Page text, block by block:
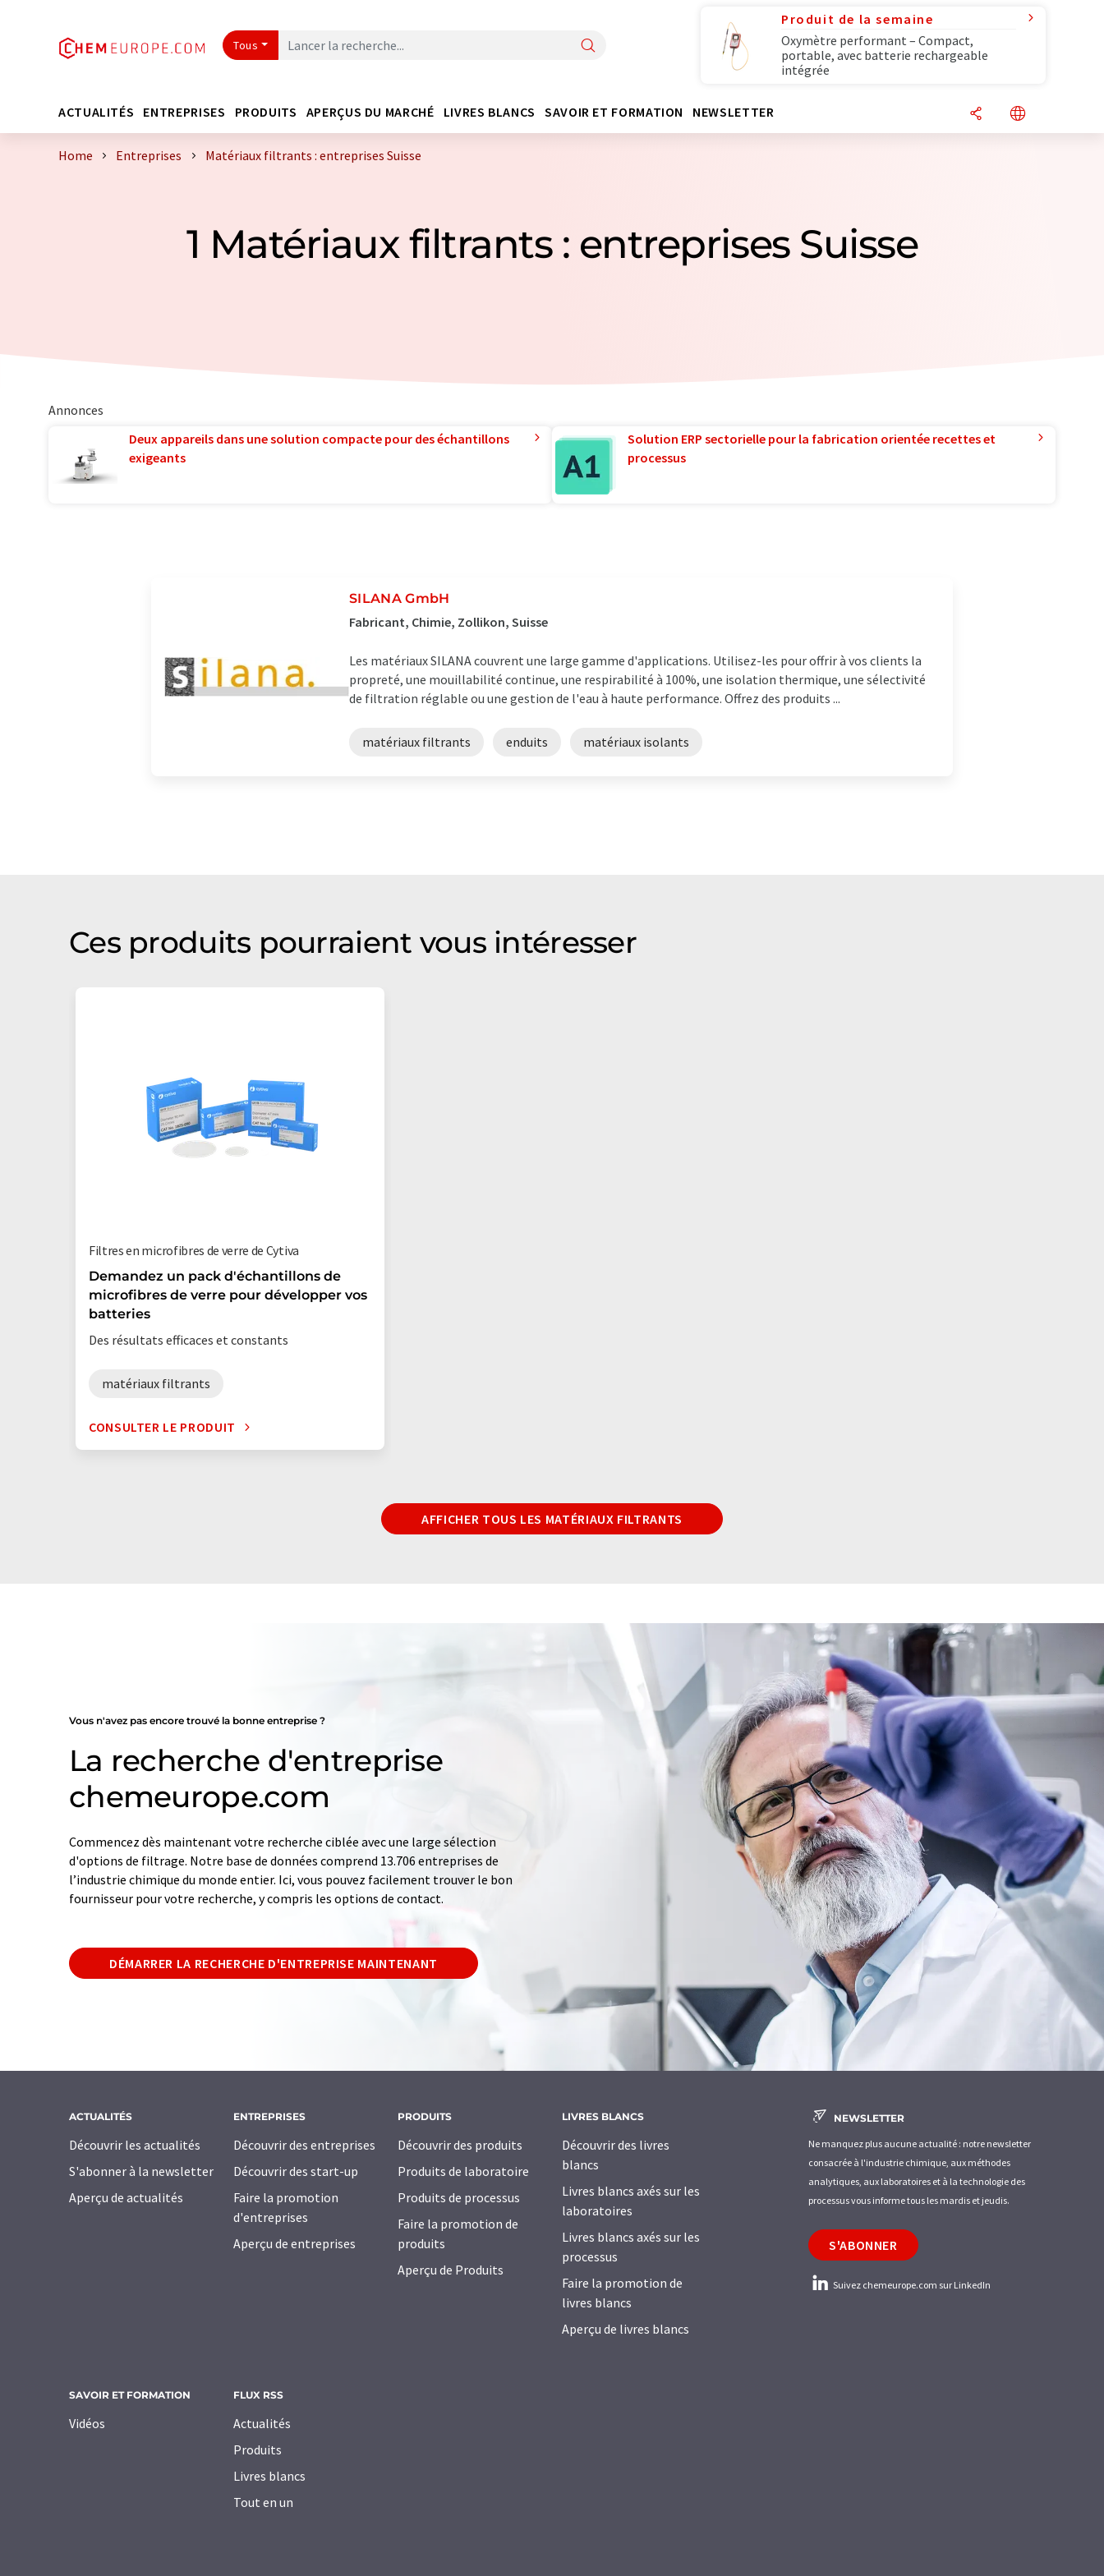
Tous
Produit de la semaine
Oxymètre performant – Compact,
portable, avec batterie rechargeable
intégrée
ACTUALITÉS ENTREPRISES PRODUITS APERÇUS DU MARCHÉ LIVRES BLANCS SAVOIR ET FORMATION NEWSLETTER
Home Entreprises Matériaux filtrants : entreprises Suisse
1 Matériaux filtrants : entreprises Suisse
Annonces
Deux appareils dans une solution compacte pour des échantillons
exigeants
Solution ERP sectorielle pour la fabrication orientée recettes et
processus
SILANA GmbH
Fabricant, Chimie, Zollikon, Suisse
Les matériaux SILANA couvrent une large gamme d'applications. Utilisez-les pour offrir à vos clients la
propreté, une mouillabilité continue, une respirabilité à 100%, une isolation thermique, une sélectivité
de filtration réglable ou une gestion de l'eau à haute performance. Offrez des produits ...
matériaux filtrants enduits matériaux isolants
Ces produits pourraient vous intéresser
Filtres en microfibres de verre de Cytiva
Demandez un pack d'échantillons de
microfibres de verre pour développer vos
batteries
Des résultats efficaces et constants
matériaux filtrants
CONSULTER LE PRODUIT
AFFICHER TOUS LES MATÉRIAUX FILTRANTS
Vous n'avez pas encore trouvé la bonne entreprise ?
La recherche d'entreprise
chemeurope.com
Commencez dès maintenant votre recherche ciblée avec une large sélection
d'options de filtrage. Notre base de données comprend 13.706 entreprises de
l’industrie chimique du monde entier. Ici, vous pouvez facilement trouver le bon
fournisseur pour votre recherche, y compris les options de contact.
DÉMARRER LA RECHERCHE D'ENTREPRISE MAINTENANT
ACTUALITÉS
Découvrir les actualités
S'abonner à la newsletter
Aperçu de actualités
ENTREPRISES
Découvrir des entreprises
Découvrir des start-up
Faire la promotion
d'entreprises
Aperçu de entreprises
PRODUITS
Découvrir des produits
Produits de laboratoire
Produits de processus
Faire la promotion de
produits
Aperçu de Produits
LIVRES BLANCS
Découvrir des livres
blancs
Livres blancs axés sur les
laboratoires
Livres blancs axés sur les
processus
Faire la promotion de
livres blancs
Aperçu de livres blancs
SAVOIR ET FORMATION
Vidéos
FLUX RSS
Actualités
Produits
Livres blancs
Tout en un
NEWSLETTER
Ne manquez plus aucune actualité : notre newsletter
consacrée à l'industrie chimique, aux méthodes
analytiques, aux laboratoires et à la technologie des
processus vous informe tous les mardis et jeudis.
S'ABONNER
Suivez chemeurope.com sur LinkedIn